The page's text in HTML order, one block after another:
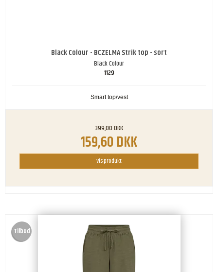
Black Colour - BCZELMA Strik top - sort
Black Colour
1129
Smart top/vest
399,00 DKK
159,60 DKK
Vis produkt
Tilbud